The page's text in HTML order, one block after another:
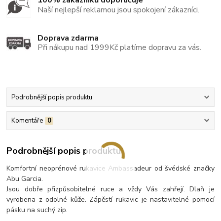
Naší nejlepší reklamou jsou spokojení zákazníci.
Doprava zdarma
Při nákupu nad 1999Kč platíme dopravu za vás.
Podrobnější popis produktu
Komentáře 0
Podrobnější popis produktu
Komfortní neoprénové rukavice Ambassadeur od švédské značky
Abu Garcia.
Jsou dobře přizpůsobitelné ruce a vždy Vás zahřejí. Dlaň je
vyrobena z odolné kůže. Zápěstí rukavic je nastavitelné pomocí
pásku na suchý zip.